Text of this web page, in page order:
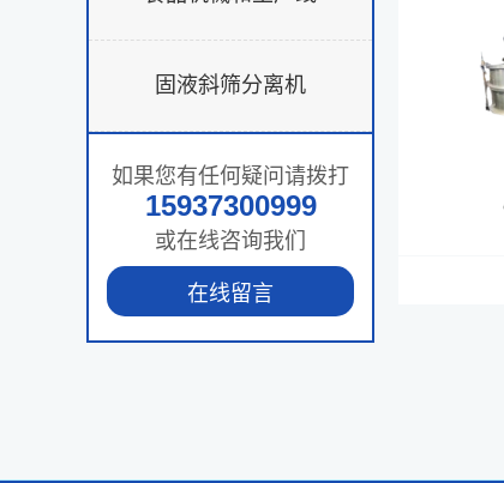
固液斜筛分离机
如果您有任何疑问请拨打
15937300999
或在线咨询我们
在线留言